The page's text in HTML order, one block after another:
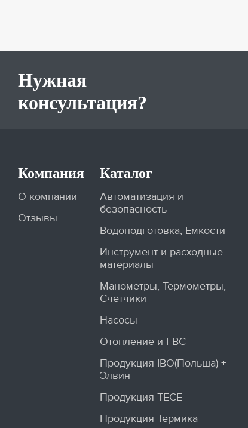
Нужная
консультация?
Компания
О компании
Отзывы
Каталог
Автоматизация и
безопасность
Водоподготовка, Ёмкости
Инструмент и расходные
материалы
Манометры, Термометры,
Счетчики
Насосы
Отопление и ГВС
Продукция IBO(Польша) +
Элвин
Продукция TECE
Продукция Термика